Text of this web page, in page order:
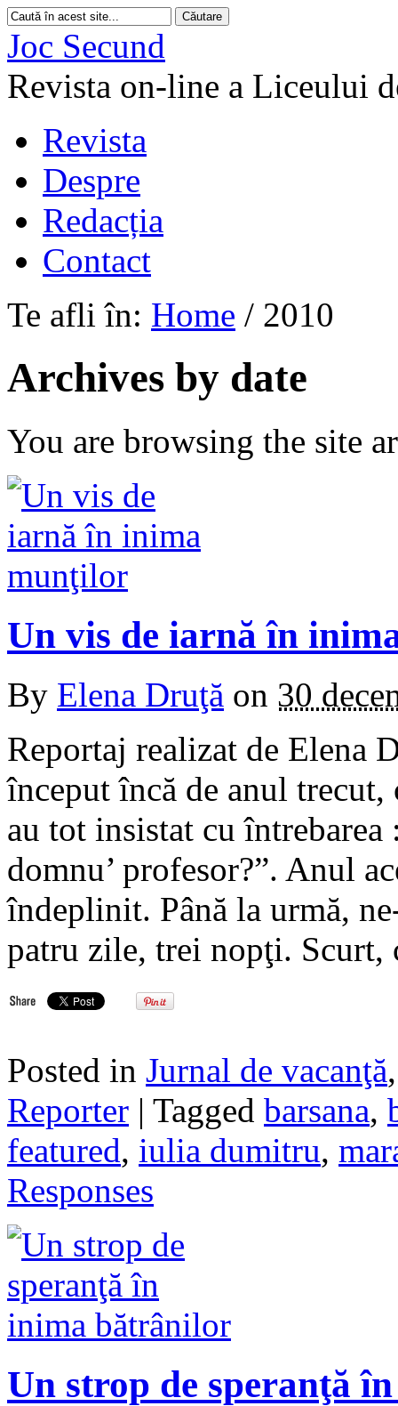
Joc Secund
Revista on-line a Liceului
Revista
Despre
Redacția
Contact
Te afli în: Home / 2010
Archives by date
You are browsing the site
Un vis de iarnă în
By Elena Druţă on 30
Reportaj realizat de Elena
început încă de anul
au tot insistat cu
domnu’ profesor?”. Anul
îndeplinit. Până la urmă,
patru zile, trei nopţi.
Posted in Jurnal de vacanţă
Reporter | Tagged barsana,
featured, iulia dumitru,
Responses
Un strop de speranţă